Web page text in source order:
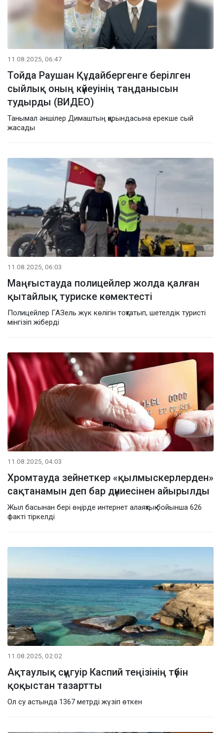
11.08.2025, 06:47
Тойда Раушан Құдайбергенге берілген
сыйлық оның күйеуінің таңданысын
тудырды (ВИДЕО)
Танымал әншілер Димаштың қарындасына ерекше сый
жасады
11.08.2025, 06:03
Маңғыстауда полицейлер жолда қалған
қытайлық туриске көмектесті
Полицейлер ГАЗель жүк көлігін тоқтатып, шетелдік туристі
мінгізіп жіберді
11.08.2025, 04:03
Хромтауда зейнеткер «қылмыскерлерден»
сақтанамын деп бар дүниесінен айырылды
Жыл басынан бері өңірде интернет алаяқтық бойынша 626
факті тіркелді
11.08.2025, 02:02
Ақтаулық сүңгуір Каспий теңізінің түбін
қоқыстан тазартты
Ол су астында 1367 метрді жүзіп өткен